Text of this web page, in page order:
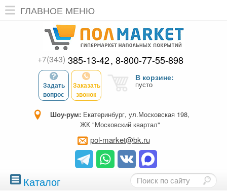
ГЛАВНОЕ МЕНЮ
+7(343) 385-13-42 8-800-77-55-898
Задать
вопрос
Заказать
звонок
В корзине:
пусто
Шоу-рум: Екатеринбург, ул.Московская 198,
ЖК "Московский квартал"
pol-market@bk.ru
Каталог